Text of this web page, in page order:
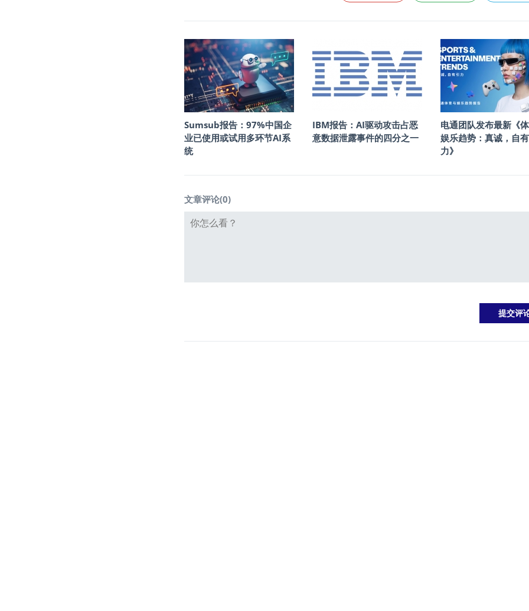
Sumsub报告：97%中国企
业已使用或试用多环节AI系
统
IBM报告：AI驱动攻击占恶
意数据泄露事件的四分之一
电通团队发布最新《
娱乐趋势：真诚，自
力》
文章评论(0)